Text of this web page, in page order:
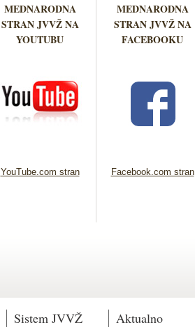
MEDNARODNA
STRAN JVVŽ NA
YOUTUBU
YouTube.com stran
MEDNARODNA
STRAN JVVŽ NA
FACEBOOKU
Facebook.com stran
Sistem JVVŽ Aktualno